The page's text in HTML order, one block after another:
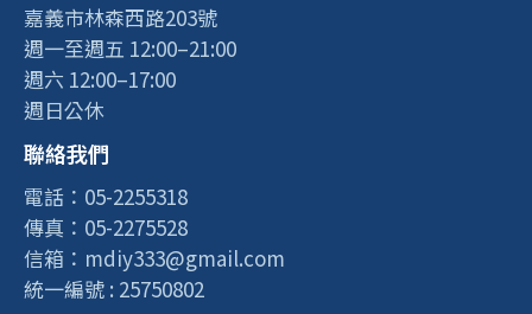
嘉義市林森西路203號
週一至週五 12:00–21:00
週六 12:00–17:00
週日公休
聯絡我們
電話：05-2255318
傳真：05-2275528
信箱：mdiy333@gmail.com
統一編號 : 25750802